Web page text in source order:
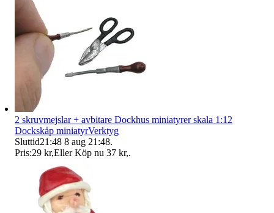
2 skruvmejslar + avbitare Dockhus miniatyrer skala 1:12
Dockskåp miniatyrVerktyg
Sluttid21:48 8 aug 21:48.
Pris:29 kr,Eller Köp nu 37 kr,.